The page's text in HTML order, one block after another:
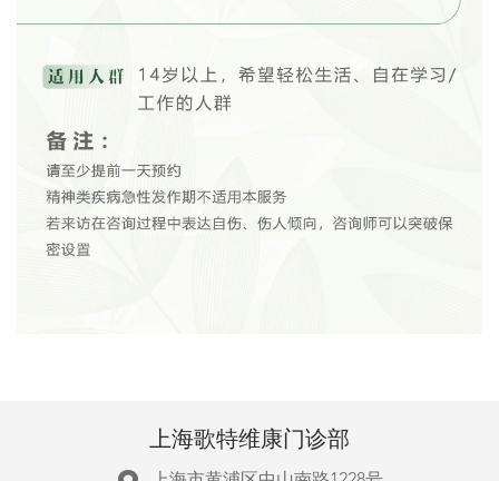
上海歌特维康门诊部